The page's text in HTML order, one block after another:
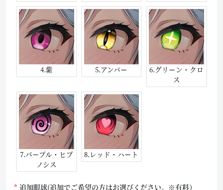
4.紫 5.アンバー
6.グリーン・クロ
ス
7.パープル・ヒプ
ノシス
8.レッド・ハート
追加眼球(追加でご希望の方はお選びください。※有料）